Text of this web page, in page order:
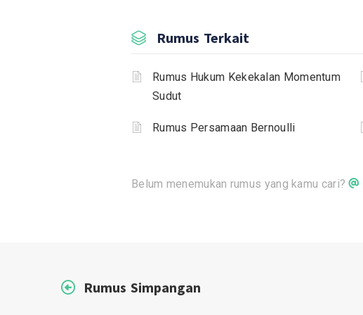
Rumus Terkait
Rumus Hukum Kekekalan Momentum
Sudut
Rumus Persamaan Bernoulli
Belum menemukan rumus yang kamu cari?
Rumus Simpangan